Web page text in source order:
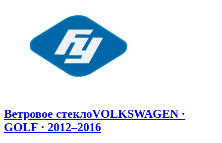
Ветровое стеклоVOLKSWAGEN ·
GOLF · 2012–2016